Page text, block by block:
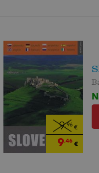
9,96€
9,46€